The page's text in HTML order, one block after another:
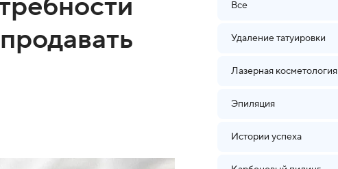
Все
Удаление татуировки
Лазерная косметология
Эпиляция
Истории успеха